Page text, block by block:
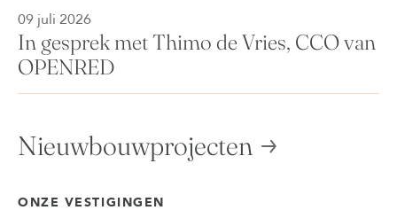
09 juli 2026
In gesprek met Thimo de Vries, CCO van
OPENRED
Nieuwbouwprojecten
ONZE VESTIGINGEN